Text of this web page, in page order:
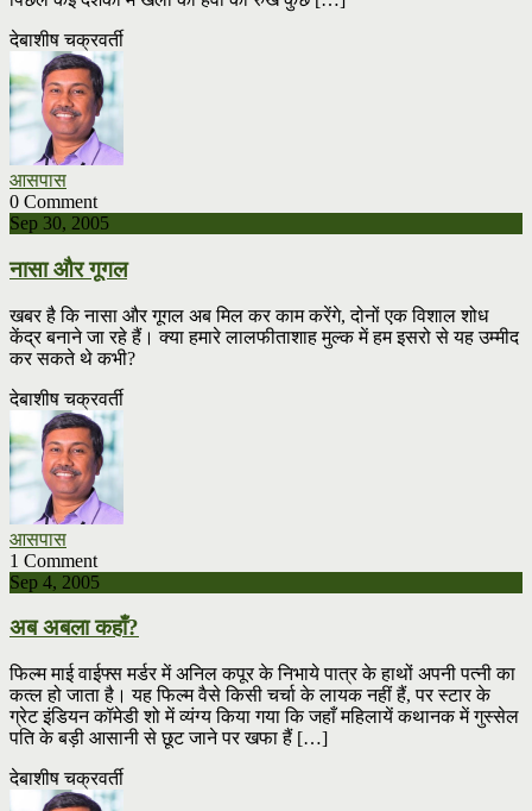
देबाशीष चक्रवर्ती
आसपास
0 Comment
Sep 30, 2005
नासा और गूगल
खबर है कि नासा और गूगल अब मिल कर काम करेंगे, दोनों एक विशाल शोध
केंद्र बनाने जा रहे हैं। क्या हमारे लालफीताशाह मुल्क में हम इसरो से यह उम्मीद
कर सकते थे कभी?
देबाशीष चक्रवर्ती
आसपास
1 Comment
Sep 4, 2005
अब अबला कहाँ?
फिल्म माई वाईफ्स मर्डर में अनिल कपूर के निभाये पात्र के हाथों अपनी पत्नी का
कत्ल हो जाता है। यह फिल्म वैसे किसी चर्चा के लायक नहीं हैं, पर स्टार के
ग्रेट इंडियन कॉमेडी शो में व्यंग्य किया गया कि जहाँ महिलायें कथानक में गुस्सेल
पति के बड़ी आसानी से छूट जाने पर खफा हैं […]
देबाशीष चक्रवर्ती